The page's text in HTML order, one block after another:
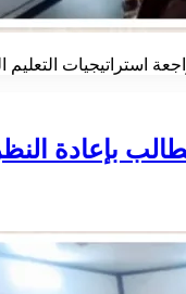
استراتيجيات التعليم
بإعادة